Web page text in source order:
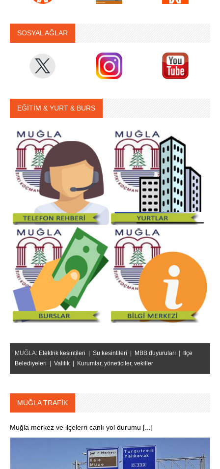
SOSYAL AĞLAR
EĞİTİM & YURT & BURS
MUĞLA: Elektrik kesintileri Su kesintileri MBB duyuruları
İlçe
Belediyeleri
Valilik Kurumlar, yöneticiler, vekiller
MUĞLA TRAFİK
Muğla merkez ve ilçelerri canlı yol durumu [...]